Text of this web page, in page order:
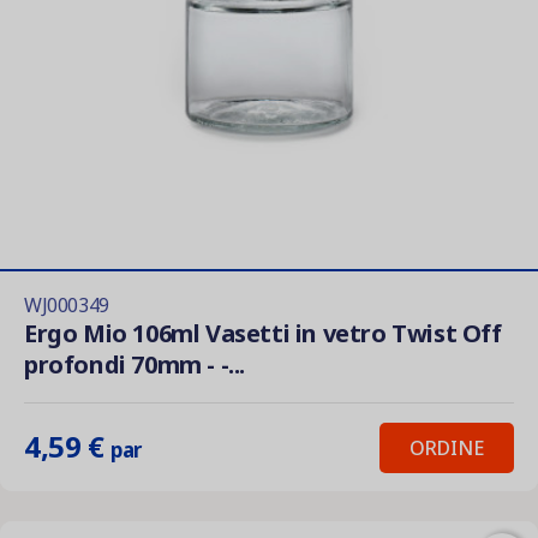
WJ000349
Ergo Mio 106ml Vasetti in vetro Twist Off
profondi 70mm - -...
4,59 € par ORDINE